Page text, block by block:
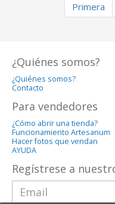
Primera
¿Quiénes somos?
¿Quiénes somos?
Contacto
Para vendedores
¿Cómo abrir una tienda?
Funcionamiento Artesanum
Hacer fotos que vendan
AYUDA
Regístrese a